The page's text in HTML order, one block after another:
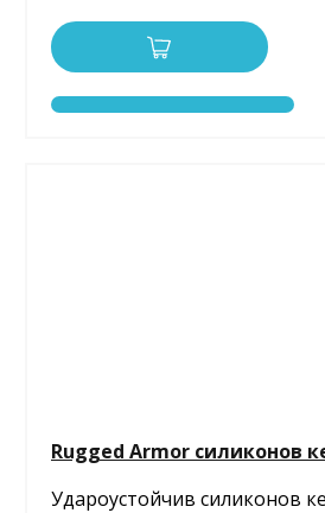
Rugged Armor силиконов
Удароустойчив силиконов